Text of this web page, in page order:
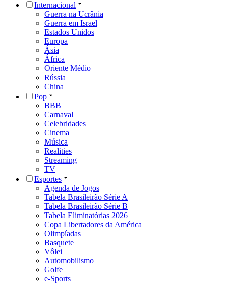
Internacional
Guerra na Ucrânia
Guerra em Israel
Estados Unidos
Europa
Ásia
África
Oriente Médio
Rússia
China
Pop
BBB
Carnaval
Celebridades
Cinema
Música
Realities
Streaming
TV
Esportes
Agenda de Jogos
Tabela Brasileirão Série A
Tabela Brasileirão Série B
Tabela Eliminatórias 2026
Copa Libertadores da América
Olimpíadas
Basquete
Vôlei
Automobilismo
Golfe
e-Sports